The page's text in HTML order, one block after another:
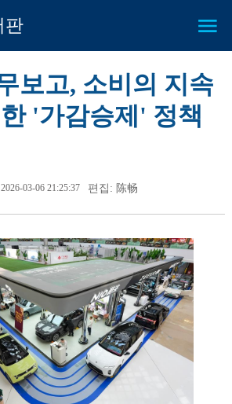
판
보고, 소비의 지속
'가감승제' 정책
2026-03-06 21:25:37 편집: 陈畅